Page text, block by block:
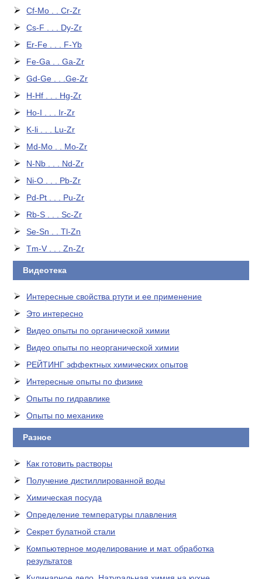
Cf-Mo . . Cr-Zr
Cs-F . . . Dy-Zr
Er-Fe . . . F-Yb
Fe-Ga . . Ga-Zr
Gd-Ge . . .Ge-Zr
H-Hf . . . Hg-Zr
Ho-I . . . Ir-Zr
K-li . . . Lu-Zr
Md-Mo . . Mo-Zr
N-Nb . . . Nd-Zr
Ni-O . . . Pb-Zr
Pd-Pt . . . Pu-Zr
Rb-S . . . Sc-Zr
Se-Sn . . Tl-Zn
Tm-V . . . Zn-Zr
Видеотека
Интересные свойства ртути и ее применение
Это интересно
Видео опыты по органической химии
Видео опыты по неорганической химии
РЕЙТИНГ эффектных химических опытов
Интересные опыты по физике
Опыты по гидравлике
Опыты по механике
Разное
Как готовить растворы
Получение дистиллированной воды
Химическая посуда
Определение температуры плавления
Секрет булатной стали
Компьютерное моделирование и мат. обработка
результатов